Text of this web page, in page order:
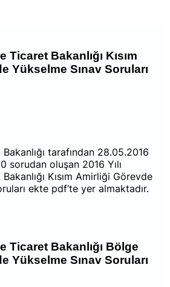
Ticaret Bakanlığı Kısım
Yükselme Sınav Soruları
tarafından 28.05.2016
sorudan oluşan 2016 Yılı
Kısım Amirliği Görevde
ekte pdf’te yer almaktadır.
Ticaret Bakanlığı Bölge
Yükselme Sınav Soruları